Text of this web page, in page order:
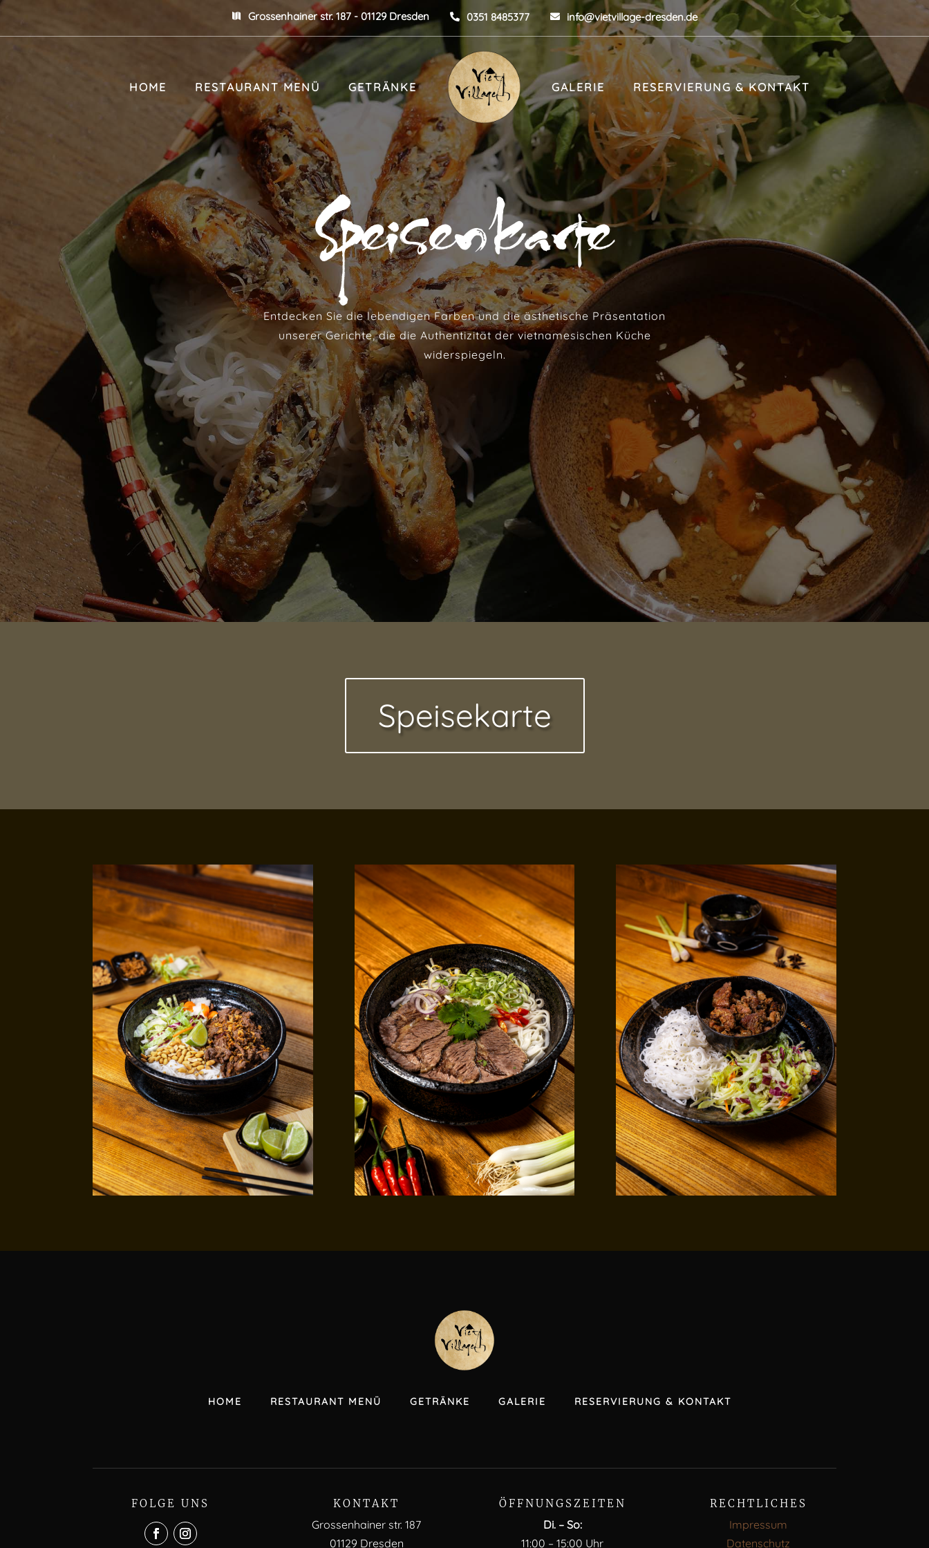
 Grossenhainer str. 187 - 01129 Dresden  0351 8485377  info@vietvillage-dresden.de
HOME RESTAURANT MENÜ GETRÄNKE GALERIE RESERVIERUNG & KONTAKT
Speisenkarte
Entdecken Sie die lebendigen Farben und die ästhetische Präsentation
unserer Gerichte, die die Authentizität der vietnamesischen Küche
widerspiegeln.
Speisekarte
HOME RESTAURANT MENÜ GETRÄNKE GALERIE RESERVIERUNG & KONTAKT
FOLGE UNS KONTAKT
Grossenhainer str. 187
01129 Dresden
ÖFFNUNGSZEITEN
Di. – So:
11:00 – 15:00 Uhr
RECHTLICHES
Impressum
Datenschutz